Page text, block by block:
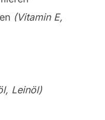
(Vitamin E,
Leinöl)